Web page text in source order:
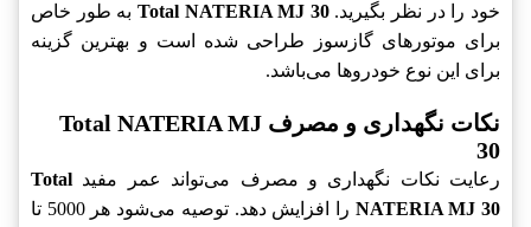
خود را در نظر بگیرید.Total NATERIA MJ 30 به طور خاص
برای موتورهای گازسوز طراحی شده است و بهترین گزینه
برای این نوع خودروها می‌باشد.
نکات نگهداری و مصرف Total NATERIA MJ
30
رعایت نکات نگهداری و مصرف می‌تواند عمر مفید Total
NATERIA MJ 30
را افزایش دهد. توصیه می‌شود هر 5000 تا